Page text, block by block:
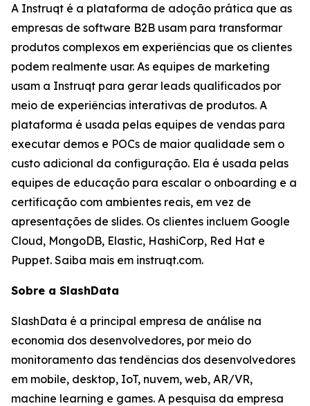
A Instruqt é a plataforma de adoção prática que as
empresas de software B2B usam para transformar
produtos complexos em experiências que os clientes
podem realmente usar. As equipes de marketing
usam a Instruqt para gerar leads qualificados por
meio de experiências interativas de produtos. A
plataforma é usada pelas equipes de vendas para
executar demos e POCs de maior qualidade sem o
custo adicional da configuração. Ela é usada pelas
equipes de educação para escalar o onboarding e a
certificação com ambientes reais, em vez de
apresentações de slides. Os clientes incluem Google
Cloud, MongoDB, Elastic, HashiCorp, Red Hat e
Puppet. Saiba mais em instruqt.com.
Sobre a SlashData
SlashData é a principal empresa de análise na
economia dos desenvolvedores, por meio do
monitoramento das tendências dos desenvolvedores
em mobile, desktop, IoT, nuvem, web, AR/VR,
machine learning e games. A pesquisa da empresa